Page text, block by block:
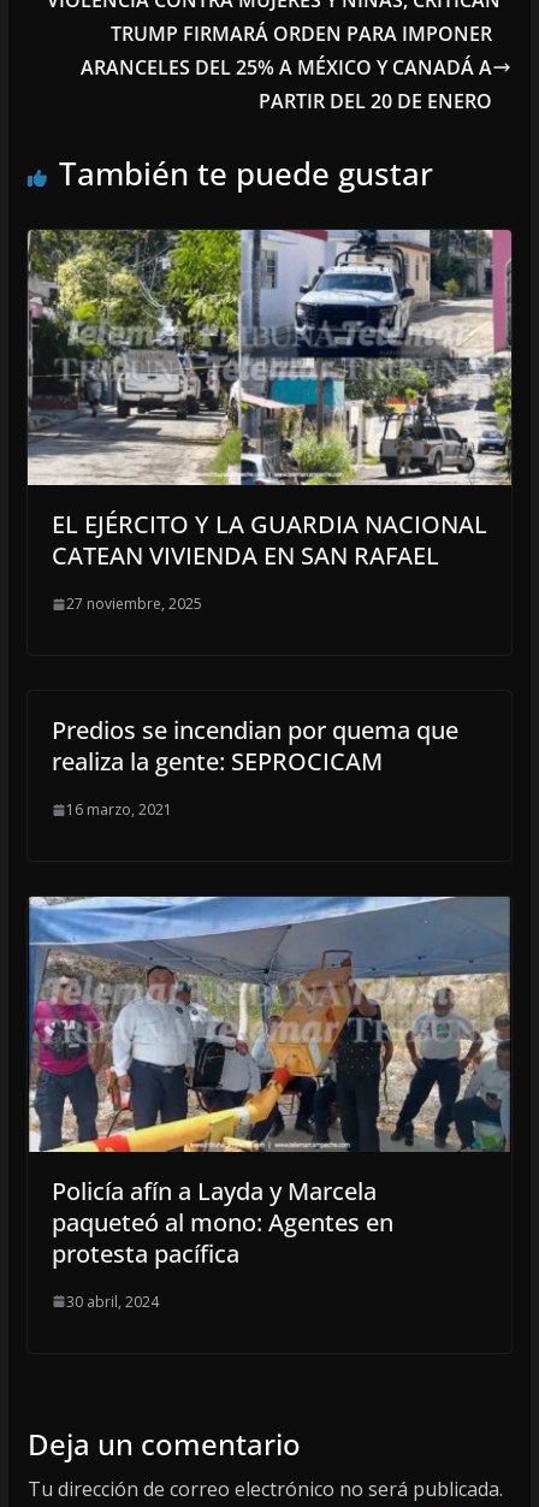
TRUMP FIRMARÁ ORDEN PARA IMPONER
ARANCELES DEL 25% A MÉXICO Y CANADÁ A
PARTIR DEL 20 DE ENERO
También te puede gustar
EL EJÉRCITO Y LA GUARDIA NACIONAL
CATEAN VIVIENDA EN SAN RAFAEL
27 noviembre, 2025
Predios se incendian por quema que
realiza la gente: SEPROCICAM
16 marzo, 2021
Policía afín a Layda y Marcela
paqueteó al mono: Agentes en
protesta pacífica
30 abril, 2024
Deja un comentario
Tu dirección de correo electrónico no será publicada.